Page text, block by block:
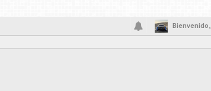
Bienvenido,